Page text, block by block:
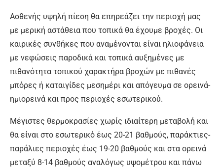
Ασθενής υψηλή πίεση θα επηρεάζει την περιοχή μας
με μερική αστάθεια που τοπικά θα έχουμε βροχές. Οι
καιρικές συνθήκες που αναμένονται είναι ηλιοφάνεια
με νεφώσεις παροδικά και τοπικά αυξημένες με
πιθανότητα τοπικού χαρακτήρα βροχών με πιθανές
μπόρες ή καταιγίδες μεσημέρι και απόγευμα σε ορεινά-
ημιορεινά και προς περιοχές εσωτερικού.
Μέγιστες θερμοκρασίες χωρίς ιδιαίτερη μεταβολή και
θα είναι στο εσωτερικό έως 20-21 βαθμούς, παράκτιες-
παράλιες περιοχές έως 19-20 βαθμούς και στα ορεινά
μεταξύ 8-14 βαθμούς αναλόγως υψομέτρου και πάνω